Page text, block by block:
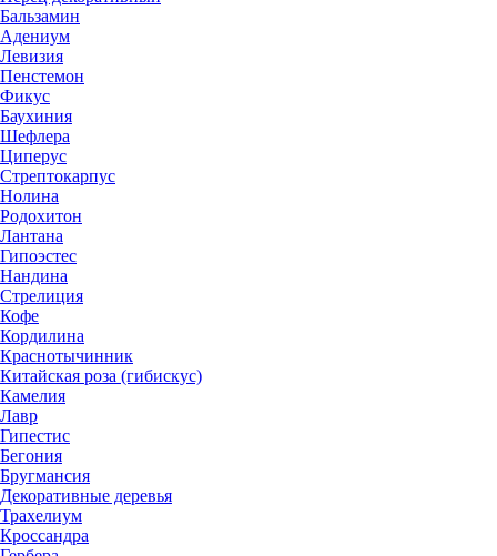
Бальзамин
Адениум
Левизия
Пенстемон
Фикус
Баухиния
Шефлера
Циперус
Стрептокарпус
Нолина
Родохитон
Лантана
Гипоэстес
Нандина
Стрелиция
Кофе
Кордилина
Краснотычинник
Китайская роза (гибискус)
Камелия
Лавр
Гипестис
Бегония
Бругмансия
Декоративные деревья
Трахелиум
Кроссандра